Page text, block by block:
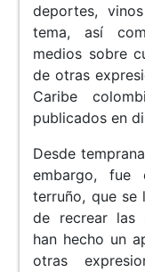
deportes,
tema, así
medios sobre
de otras
Caribe
publicados en
Desde
embargo,
terruño, que se
de recrear las
han hecho un
otras